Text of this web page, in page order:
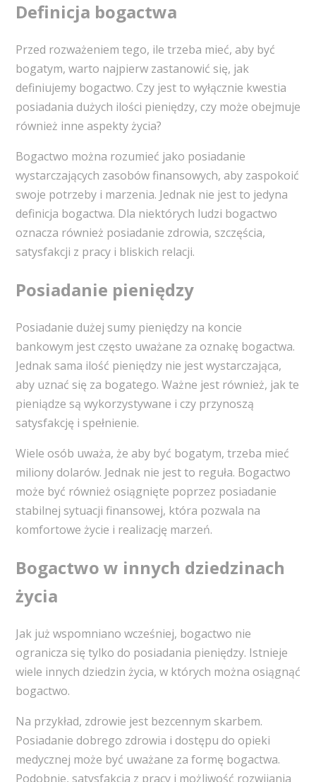
Definicja bogactwa
Przed rozważeniem tego, ile trzeba mieć, aby być
bogatym, warto najpierw zastanowić się, jak
definiujemy bogactwo. Czy jest to wyłącznie kwestia
posiadania dużych ilości pieniędzy, czy może obejmuje
również inne aspekty życia?
Bogactwo można rozumieć jako posiadanie
wystarczających zasobów finansowych, aby zaspokoić
swoje potrzeby i marzenia. Jednak nie jest to jedyna
definicja bogactwa. Dla niektórych ludzi bogactwo
oznacza również posiadanie zdrowia, szczęścia,
satysfakcji z pracy i bliskich relacji.
Posiadanie pieniędzy
Posiadanie dużej sumy pieniędzy na koncie
bankowym jest często uważane za oznakę bogactwa.
Jednak sama ilość pieniędzy nie jest wystarczająca,
aby uznać się za bogatego. Ważne jest również, jak te
pieniądze są wykorzystywane i czy przynoszą
satysfakcję i spełnienie.
Wiele osób uważa, że aby być bogatym, trzeba mieć
miliony dolarów. Jednak nie jest to reguła. Bogactwo
może być również osiągnięte poprzez posiadanie
stabilnej sytuacji finansowej, która pozwala na
komfortowe życie i realizację marzeń.
Bogactwo w innych dziedzinach
życia
Jak już wspomniano wcześniej, bogactwo nie
ogranicza się tylko do posiadania pieniędzy. Istnieje
wiele innych dziedzin życia, w których można osiągnąć
bogactwo.
Na przykład, zdrowie jest bezcennym skarbem.
Posiadanie dobrego zdrowia i dostępu do opieki
medycznej może być uważane za formę bogactwa.
Podobnie, satysfakcja z pracy i możliwość rozwijania